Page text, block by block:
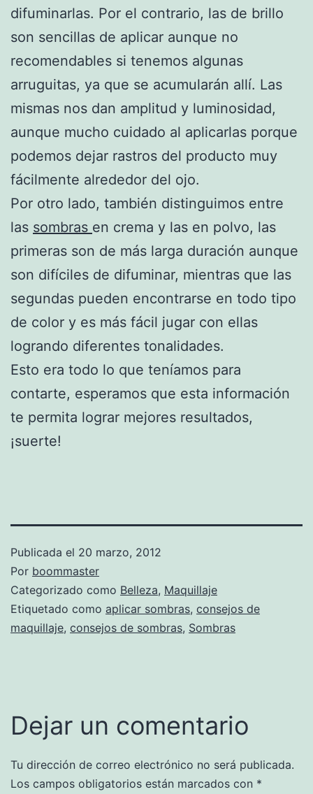
difuminarlas. Por el contrario, las de brillo
son sencillas de aplicar aunque no
recomendables si tenemos algunas
arruguitas, ya que se acumularán allí. Las
mismas nos dan amplitud y luminosidad,
aunque mucho cuidado al aplicarlas porque
podemos dejar rastros del producto muy
fácilmente alrededor del ojo.
Por otro lado, también distinguimos entre
las sombras en crema y las en polvo, las
primeras son de más larga duración aunque
son difíciles de difuminar, mientras que las
segundas pueden encontrarse en todo tipo
de color y es más fácil jugar con ellas
logrando diferentes tonalidades.
Esto era todo lo que teníamos para
contarte, esperamos que esta información
te permita lograr mejores resultados,
¡suerte!
Publicada el 20 marzo, 2012
Por boommaster
Categorizado como Belleza, Maquillaje
Etiquetado como aplicar sombras, consejos de
maquillaje, consejos de sombras, Sombras
Dejar un comentario
Tu dirección de correo electrónico no será publicada.
Los campos obligatorios están marcados con *